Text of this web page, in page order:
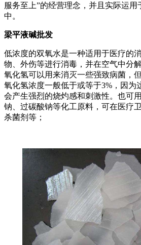
服务至上”的经营理念，并且实际运用
中。
梁平液碱批发
低浓度的双氧水是一种适用于医疗的
物、外伤等进行消毒，并在空气中分
氧化氢可以用来消灭一些强致病菌，
氧化氢浓度一般低于或等于3%，因为
会产生强烈的烧灼感和刺激性。也可
钠、过碳酸钠等化工原料，可在医疗
杀菌剂等；